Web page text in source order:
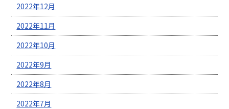
2022年12月
2022年11月
2022年10月
2022年9月
2022年8月
2022年7月